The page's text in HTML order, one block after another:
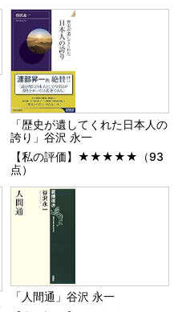
「歴史が遺してくれた日本人の
誇り」谷沢 永一
【私の評価】★★★★★（93
点）
「人間通」谷沢 永一